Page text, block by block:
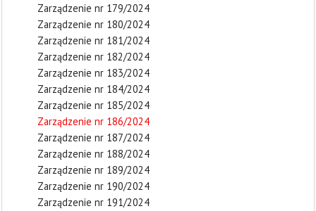
Zarządzenie nr 179/2024
Zarządzenie nr 180/2024
Zarządzenie nr 181/2024
Zarządzenie nr 182/2024
Zarządzenie nr 183/2024
Zarządzenie nr 184/2024
Zarządzenie nr 185/2024
Zarządzenie nr 186/2024
Zarządzenie nr 187/2024
Zarządzenie nr 188/2024
Zarządzenie nr 189/2024
Zarządzenie nr 190/2024
Zarządzenie nr 191/2024